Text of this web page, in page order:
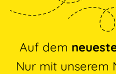
Auf dem
Nur mit unserem